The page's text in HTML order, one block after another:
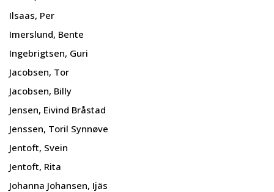
Ilsaas, Per
Imerslund, Bente
Ingebrigtsen, Guri
Jacobsen, Tor
Jacobsen, Billy
Jensen, Eivind Bråstad
Jenssen, Toril Synnøve
Jentoft, Svein
Jentoft, Rita
Johanna Johansen, Ijäs